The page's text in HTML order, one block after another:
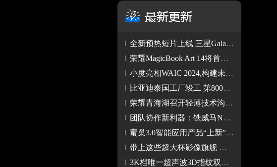
全新预热短片上线 三星Galaxy Unpacked带来更多可能
荣耀MagicBook Art 14将首发鲁班架构 挑战笔记本便携性新高度
小度亮相WAIC 2024,构建未来全场景智能生活
比亚迪泰国工厂竣工 第800万辆新能源汽车正式下线
荣耀青海湖召开轻薄技术沟通会，行业首发轻薄鲁班架构
团队协作新利器：铁威马NAS引领高效办公新时代
蜜巢3.0智能应用产品“上新” 智能舆情V助手1.0闪亮登场
带上这些超大杯影像旗舰 在夏天来一场说走就走的旅行
3K档唯一超声波3D指纹双芯旗舰 iQOO Neo9S Pro+将7.11发布